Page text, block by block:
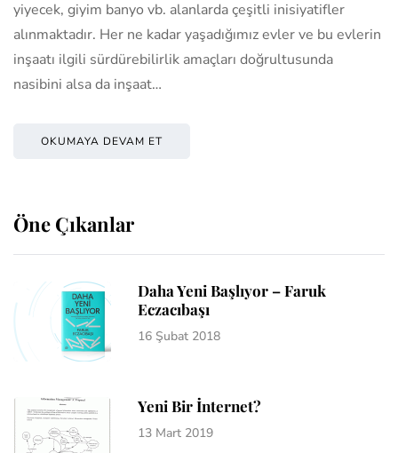
yiyecek, giyim banyo vb. alanlarda çeşitli inisiyatifler
alınmaktadır. Her ne kadar yaşadığımız evler ve bu evlerin
inşaatı ilgili sürdürebilirlik amaçları doğrultusunda
nasibini alsa da inşaat…
OKUMAYA DEVAM ET
Öne Çıkanlar
Daha Yeni Başlıyor – Faruk
Eczacıbaşı
16 Şubat 2018
Yeni Bir İnternet?
13 Mart 2019